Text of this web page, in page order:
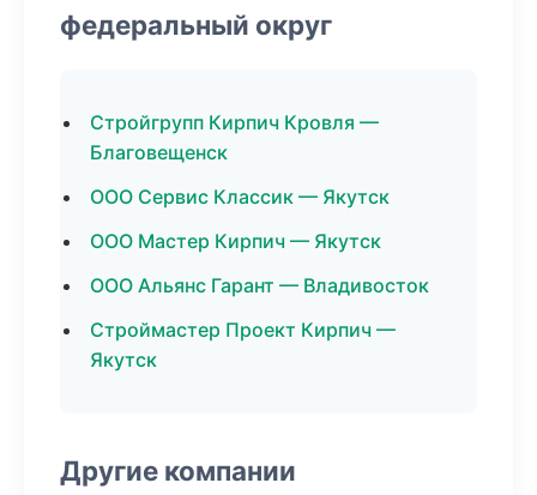
федеральный округ
Стройгрупп Кирпич Кровля —
Благовещенск
ООО Сервис Классик — Якутск
ООО Мастер Кирпич — Якутск
ООО Альянс Гарант — Владивосток
Строймастер Проект Кирпич —
Якутск
Другие компании